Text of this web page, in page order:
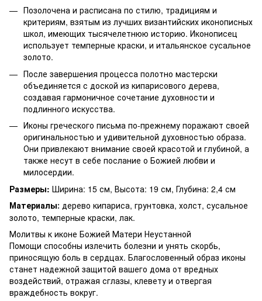
Позолочена и расписана по стилю, традициям и
критериям, взятым из лучших византийских иконописных
школ, имеющих тысячелетнюю историю. Иконописец
использует темперные краски, и итальянское сусальное
золото.
После завершения процесса полотно мастерски
объединяется с доской из кипарисового дерева,
создавая гармоничное сочетание духовности и
подлинного искусства.
Иконы греческого письма по-прежнему поражают своей
оригинальностью и удивительной духовностью образа.
Они привлекают внимание своей красотой и глубиной, а
также несут в себе послание о Божией любви и
милосердии.
Размеры: Ширина: 15 см, Высота: 19 см, Глубина: 2,4 см
Материалы: дерево кипариса, грунтовка, холст, сусальное
золото, темперные краски, лак.
Молитвы к иконе Божией Матери Неустанной
Помощи способны излечить болезни и унять скорбь,
приносящую боль в сердцах. Благословенный образ иконы
станет надежной защитой вашего дома от вредных
воздействий, отражая сглазы, клевету и отвергая
враждебность вокруг.